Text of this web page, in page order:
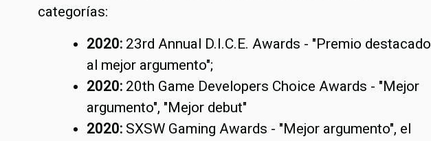
categorías:
2020: 23rd Annual D.I.C.E. Awards - "Premio destacado
al mejor argumento";
2020: 20th Game Developers Choice Awards - "Mejor
argumento", "Mejor debut"
2020: SXSW Gaming Awards - "Mejor argumento", el